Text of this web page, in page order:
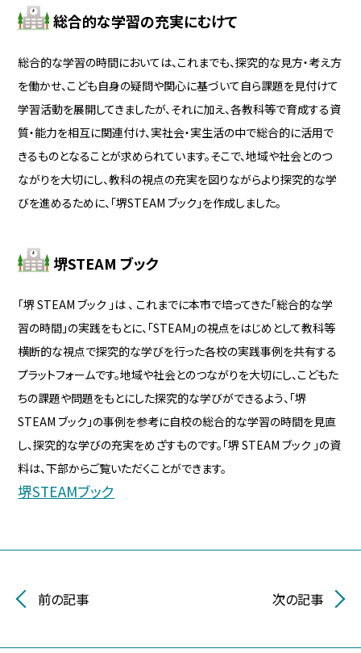
総合的な学習の充実にむけて
総合的な学習の時間においては、これまでも、探究的な見方・考え方
を働かせ、こども自身の疑問や関心に基づいて自ら課題を見付けて
学習活動を展開してきましたが、それに加え、各教科等で育成する資
質・能力を相互に関連付け、実社会・実生活の中で総合的に活用で
きるものとなることが求められています。そこで、地域や社会とのつ
ながりを大切にし、教科の視点の充実を図りながらより探究的な学
びを進めるために、「堺STEAM ブック」を作成しました。
堺STEAM ブック
「堺 STEAM ブック 」は 、 これまでに本市で培ってきた「総合的な学
習の時間」の実践をもとに、「STEAM」の視点をはじめとして教科等
横断的な視点で探究的な学びを行った各校の実践事例を共有する
プラットフォームです。地域や社会とのつながりを大切にし、こどもた
ちの課題や問題をもとにした探究的な学びができるよう、「堺
STEAM ブック」の事例を参考に自校の総合的な学習の時間を見直
し、探究的な学びの充実をめざすものです。「堺 STEAM ブック 」の資
料は、下部からご覧いただくことができます。
堺STEAMブック
前の記事 次の記事